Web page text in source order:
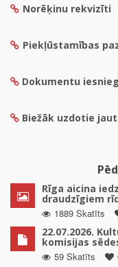
Norēķinu rekvizīti
Piekļūstamības
Dokumentu
Biežāk uzdotie
Rīga aicina
draudzīgiem
1889 Skatīts
22.07.2026.
komisijas
59 Skatīts